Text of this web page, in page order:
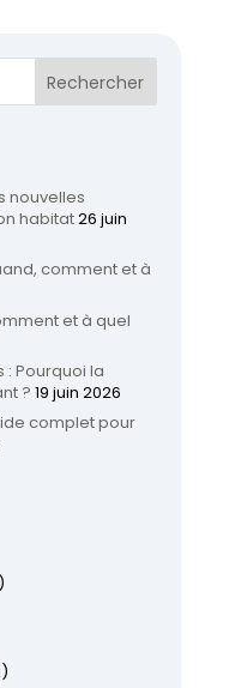
nouvelles
habitat26 juin
comment et à
et à quel
: Pourquoi la
? 19 juin 2026
complet pour